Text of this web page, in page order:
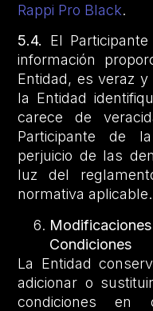
Rappi Pro Black.
5.4.
El
información
Entidad, es veraz
la Entidad
carece de
Participante de
perjuicio de las
luz del
normativa aplicable.
Condiciones
La Entidad
adicionar o
condiciones en